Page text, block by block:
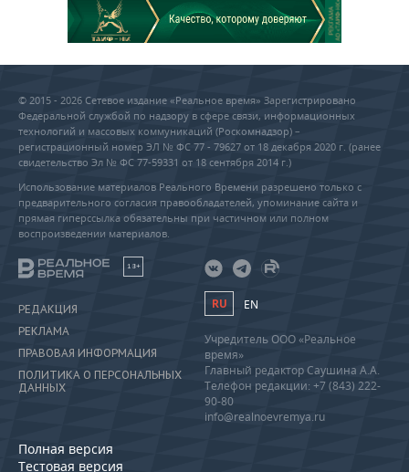
© 2015 - 2026 Сетевое издание «Реальное время» Зарегистрировано
Федеральной службой по надзору в сфере связи, информационных
технологий и массовых коммуникаций (Роскомнадзор) –
регистрационный номер ЭЛ № ФС 77 - 79627 от 18 декабря 2020 г. (ранее
свидетельство Эл № ФС 77-59331 от 18 сентября 2014 г.)
Использование материалов Реального Времени разрешено только с
предварительного согласия правообладателей, упоминание сайта и
прямая гиперссылка обязательны при частичном или полном
воспроизведении материалов.
18+
РЕДАКЦИЯ
РЕКЛАМА
ПРАВОВАЯ ИНФОРМАЦИЯ
ПОЛИТИКА О ПЕРСОНАЛЬНЫХ
ДАННЫХ
Полная версия
Тестовая версия
RU EN
Учредитель ООО «Реальное
время»
Главный редактор Саушина А.А.
Телефон редакции: +7 (843) 222-
90-80
info@realnoevremya.ru